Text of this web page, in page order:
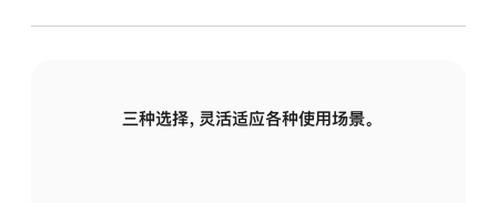
三种选择，灵活适应各种使用场景。